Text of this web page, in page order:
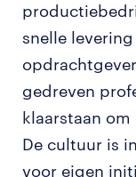
snelle
gedreven
klaarstaan
De cultuur is
voor eigen